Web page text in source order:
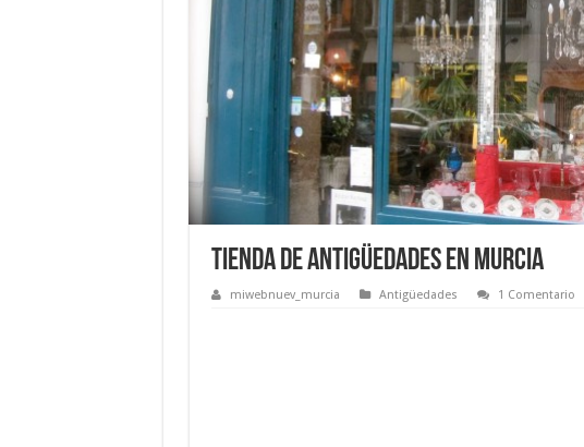
Tienda de antigüedades en Murcia
miwebnuev_murcia Antigüedades 1 Comentario